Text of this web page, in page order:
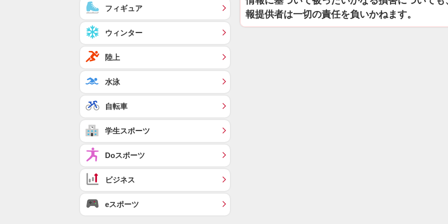
報提供者は一切の責任を負いかねます。
フィギュア
ウィンター
陸上
水泳
自転車
学生スポーツ
Doスポーツ
ビジネス
eスポーツ